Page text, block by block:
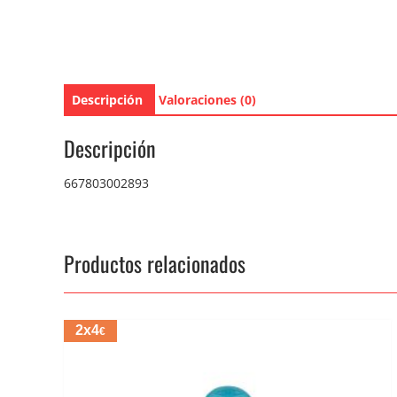
Descripción Valoraciones (0)
Descripción
667803002893
Productos relacionados
2x4€